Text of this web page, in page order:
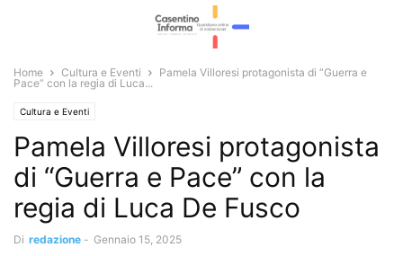
Home Cultura e Eventi
Pamela Villoresi protagonista di “Guerra e
Pace” con la regia di Luca...
Cultura e Eventi
Pamela Villoresi protagonista
di “Guerra e Pace” con la
regia di Luca De Fusco
Di redazione - Gennaio 15, 2025